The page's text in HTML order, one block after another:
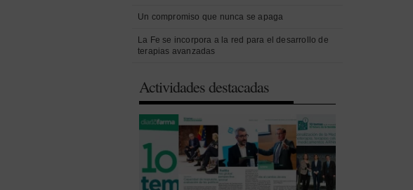
Un compromiso que nunca se apaga
La Fe se incorpora a la red para el desarrollo de
terapias avanzadas
Actividades destacadas